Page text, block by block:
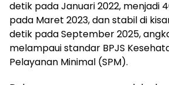
detik pada Januari 2022, menjadi
pada Maret 2023, dan stabil di
detik pada September 2025,
melampaui standar BPJS
Pelayanan Minimal (SPM).